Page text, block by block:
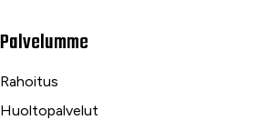
Palvelumme
Rahoitus
Huoltopalvelut